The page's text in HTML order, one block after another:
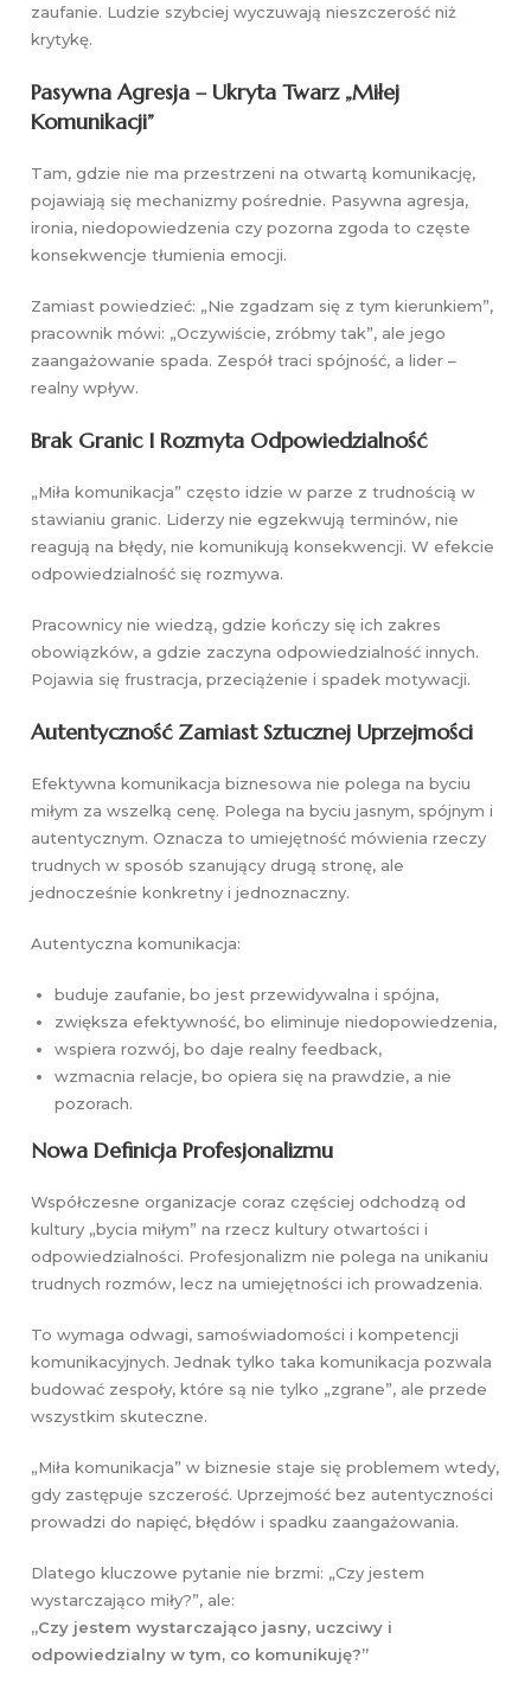
zaufanie. Ludzie szybciej wyczuwają nieszczerość niż
krytykę.
Pasywna Agresja – Ukryta Twarz „miłej
Komunikacji”
Tam, gdzie nie ma przestrzeni na otwartą komunikację,
pojawiają się mechanizmy pośrednie. Pasywna agresja,
ironia, niedopowiedzenia czy pozorna zgoda to częste
konsekwencje tłumienia emocji.
Zamiast powiedzieć: „Nie zgadzam się z tym kierunkiem”,
pracownik mówi: „Oczywiście, zróbmy tak”, ale jego
zaangażowanie spada. Zespół traci spójność, a lider –
realny wpływ.
Brak Granic I Rozmyta Odpowiedzialność
„Miła komunikacja” często idzie w parze z trudnością w
stawianiu granic. Liderzy nie egzekwują terminów, nie
reagują na błędy, nie komunikują konsekwencji. W efekcie
odpowiedzialność się rozmywa.
Pracownicy nie wiedzą, gdzie kończy się ich zakres
obowiązków, a gdzie zaczyna odpowiedzialność innych.
Pojawia się frustracja, przeciążenie i spadek motywacji.
Autentyczność Zamiast Sztucznej Uprzejmości
Efektywna komunikacja biznesowa nie polega na byciu
miłym za wszelką cenę. Polega na byciu jasnym, spójnym i
autentycznym. Oznacza to umiejętność mówienia rzeczy
trudnych w sposób szanujący drugą stronę, ale
jednocześnie konkretny i jednoznaczny.
Autentyczna komunikacja:
buduje zaufanie, bo jest przewidywalna i spójna,
zwiększa efektywność, bo eliminuje niedopowiedzenia,
wspiera rozwój, bo daje realny feedback,
wzmacnia relacje, bo opiera się na prawdzie, a nie
pozorach.
Nowa Definicja Profesjonalizmu
Współczesne organizacje coraz częściej odchodzą od
kultury „bycia miłym” na rzecz kultury otwartości i
odpowiedzialności. Profesjonalizm nie polega na unikaniu
trudnych rozmów, lecz na umiejętności ich prowadzenia.
To wymaga odwagi, samoświadomości i kompetencji
komunikacyjnych. Jednak tylko taka komunikacja pozwala
budować zespoły, które są nie tylko „zgrane”, ale przede
wszystkim skuteczne.
„Miła komunikacja” w biznesie staje się problemem wtedy,
gdy zastępuje szczerość. Uprzejmość bez autentyczności
prowadzi do napięć, błędów i spadku zaangażowania.
Dlatego kluczowe pytanie nie brzmi: „Czy jestem
wystarczająco miły?”, ale:
„Czy jestem wystarczająco jasny, uczciwy i
odpowiedzialny w tym, co komunikuję?”